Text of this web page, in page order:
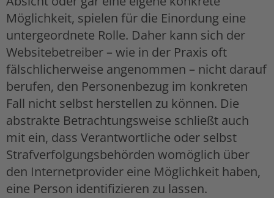
Möglichkeit, spielen für die Einordung eine
untergeordnete Rolle. Daher kann sich der
Websitebetreiber – wie in der Praxis oft
fälschlicherweise angenommen – nicht darauf
berufen, den Personenbezug im konkreten
Fall nicht selbst herstellen zu können. Die
abstrakte Betrachtungsweise schließt auch
mit ein, dass Verantwortliche oder selbst
Strafverfolgungsbehörden womöglich über
den Internetprovider eine Möglichkeit haben,
eine Person identifizieren zu lassen.